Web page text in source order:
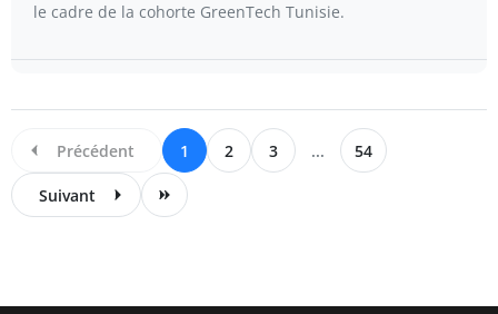
le cadre de la cohorte GreenTech Tunisie.
Précédent 1 2 3 ... 54
Suivant